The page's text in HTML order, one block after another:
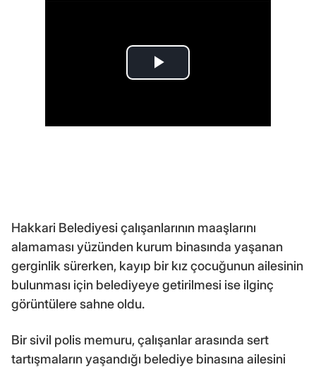
Hakkari Belediyesi çalışanlarının maaşlarını
alamaması yüzünden kurum binasında yaşanan
gerginlik sürerken, kayıp bir kız çocuğunun ailesinin
bulunması için belediyeye getirilmesi ise ilginç
görüntülere sahne oldu.
Bir sivil polis memuru, çalışanlar arasında sert
tartışmaların yaşandığı belediye binasına ailesini